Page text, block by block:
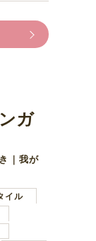
ガ
｜我が
イル